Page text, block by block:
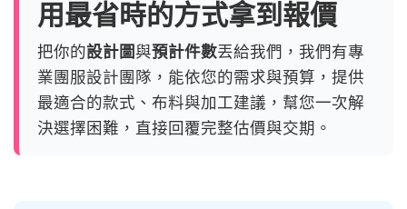
用最省時的方式拿到報價
把你的設計圖與預計件數丟給我們，我們有專
業團服設計團隊，能依您的需求與預算，提供
最適合的款式、布料與加工建議，幫您一次解
決選擇困難，直接回覆完整估價與交期。